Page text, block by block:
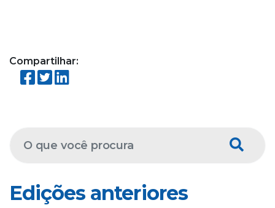
Compartilhar:
Edições anteriores